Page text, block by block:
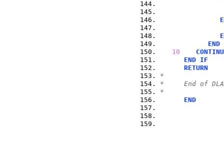
END
10
END IF
RETURN
*
*     End of
*
END